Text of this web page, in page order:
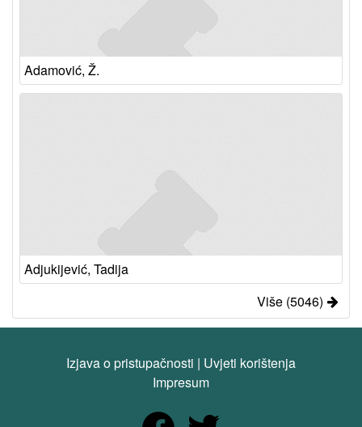
Adamović, Ž.
Adjukijević, Tadija
Više (5046)
Izjava o pristupačnosti | Uvjeti korištenja
Impresum